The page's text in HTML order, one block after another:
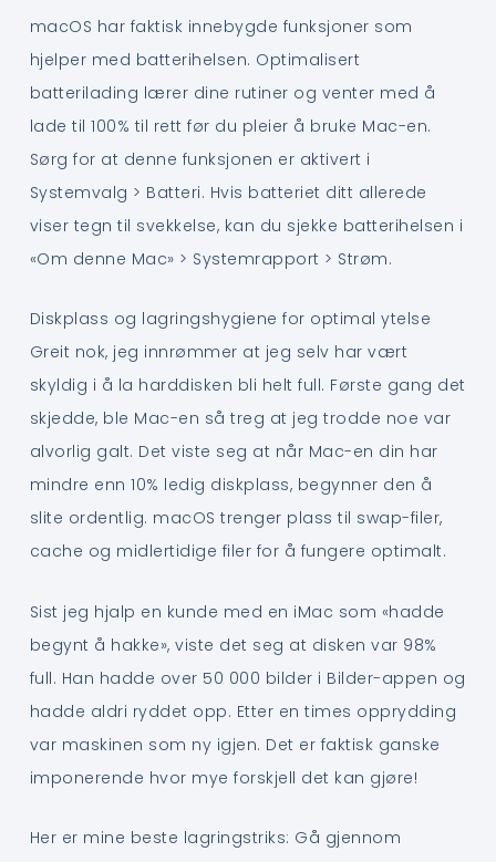
macOS har faktisk innebygde funksjoner som
hjelper med batterihelsen. Optimalisert
batterilading lærer dine rutiner og venter med å
lade til 100% til rett før du pleier å bruke Mac-en.
Sørg for at denne funksjonen er aktivert i
Systemvalg > Batteri. Hvis batteriet ditt allerede
viser tegn til svekkelse, kan du sjekke batterihelsen i
«Om denne Mac» > Systemrapport > Strøm.
Diskplass og lagringshygiene for optimal ytelse
Greit nok, jeg innrømmer at jeg selv har vært
skyldig i å la harddisken bli helt full. Første gang det
skjedde, ble Mac-en så treg at jeg trodde noe var
alvorlig galt. Det viste seg at når Mac-en din har
mindre enn 10% ledig diskplass, begynner den å
slite ordentlig. macOS trenger plass til swap-filer,
cache og midlertidige filer for å fungere optimalt.
Sist jeg hjalp en kunde med en iMac som «hadde
begynt å hakke», viste det seg at disken var 98%
full. Han hadde over 50 000 bilder i Bilder-appen og
hadde aldri ryddet opp. Etter en times opprydding
var maskinen som ny igjen. Det er faktisk ganske
imponerende hvor mye forskjell det kan gjøre!
Her er mine beste lagringstriks: Gå gjennom